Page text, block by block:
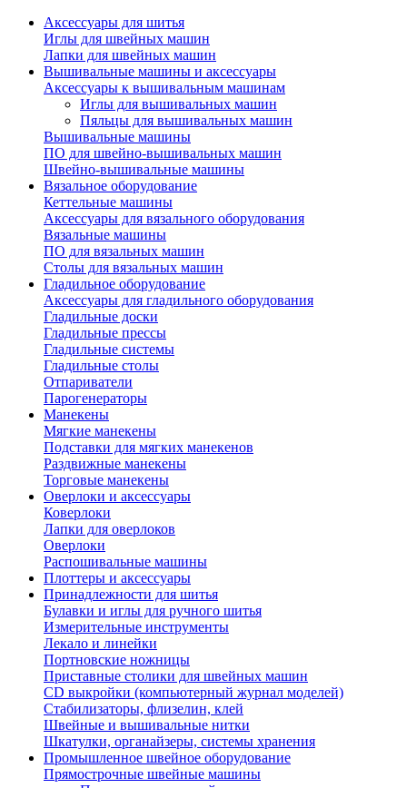
Аксессуары для шитья
Иглы для швейных машин
Лапки для швейных машин
Вышивальные машины и аксессуары
Аксессуары к вышивальным машинам
Иглы для вышивальных машин
Пяльцы для вышивальных машин
Вышивальные машины
ПО для швейно-вышивальных машин
Швейно-вышивальные машины
Вязальное оборудование
Кеттельные машины
Аксессуары для вязального оборудования
Вязальные машины
ПО для вязальных машин
Столы для вязальных машин
Гладильное оборудование
Аксессуары для гладильного оборудования
Гладильные доски
Гладильные прессы
Гладильные системы
Гладильные столы
Отпариватели
Парогенераторы
Манекены
Мягкие манекены
Подставки для мягких манекенов
Раздвижные манекены
Торговые манекены
Оверлоки и аксессуары
Коверлоки
Лапки для оверлоков
Оверлоки
Распошивальные машины
Плоттеры и аксессуары
Принадлежности для шитья
Булавки и иглы для ручного шитья
Измерительные инструменты
Лекало и линейки
Портновские ножницы
Приставные столики для швейных машин
СD выкройки (компьютерный журнал моделей)
Стабилизаторы, флизелин, клей
Швейные и вышивальные нитки
Шкатулки, органайзеры, системы хранения
Промышленное швейное оборудование
Прямострочные швейные машины